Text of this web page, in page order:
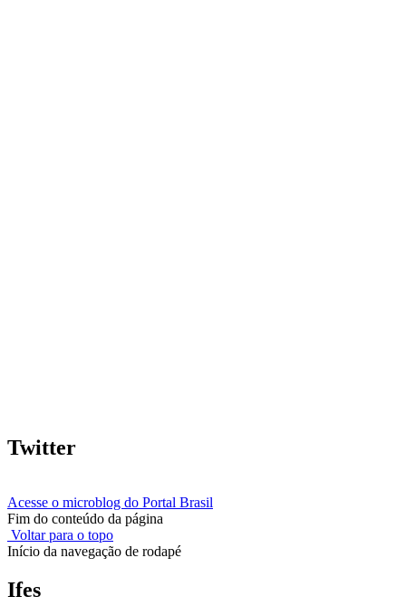
Twitter
Acesse o microblog do Portal Brasil
Fim do conteúdo da página
Voltar para o topo
Início da navegação de rodapé
Ifes